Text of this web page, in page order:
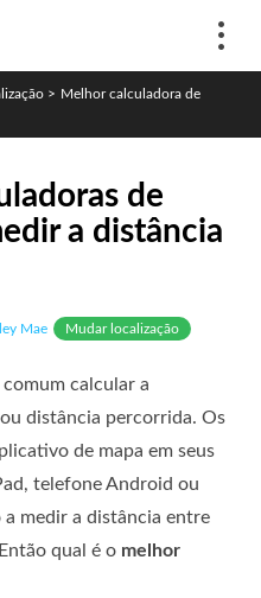
> Melhor calculadora de
de
a distância
Mae Mudar localização
comum calcular a
distância percorrida. Os
de mapa em seus
telefone Android ou
medir a distância entre
qual é o melhor